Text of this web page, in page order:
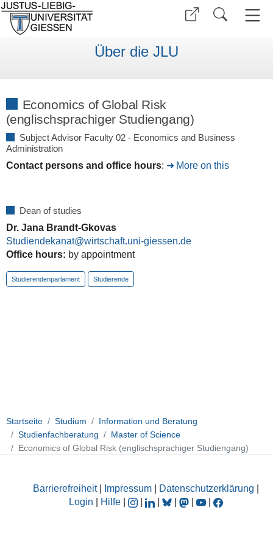
Über die JLU
Economics of Global Risk
(englischsprachiger Studiengang)
Subject Advisor Faculty 02 - Economics and Business
Administration
Contact persons and office hours: More on this
Dean of studies
Dr. Jana Brandt-Gkovas
Studiendekanat@wirtschaft.uni-giessen.de
Office hours: by appointment
Studierendenparlament Studierende
Startseite Studium
Information und Beratung
Studienfachberatung
Master of Science
Economics of Global Risk (englischsprachiger Studiengang)
Barrierefreiheit| Impressum Datenschutzerklärung
Login
Hilfe